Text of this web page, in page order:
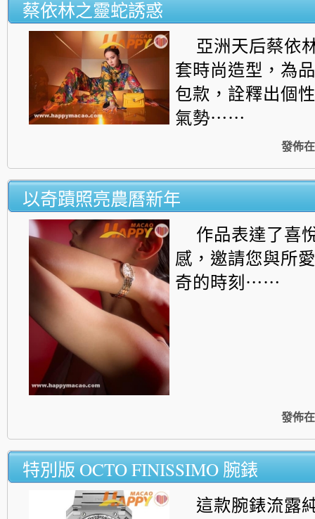
蔡依林之靈蛇誘惑
亞洲天后蔡依
套時尚造型，為
包款， 詮釋出個
氣勢⋯⋯
發佈在
以奇蹟照亮農曆新年
作品表達了喜
感， 邀請您與所
奇的時刻⋯⋯
發佈在
特別版 OCTO FINISSIMO 腕錶
這款腕錶流露